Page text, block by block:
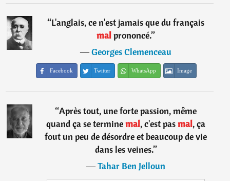
“L'anglais, ce n'est jamais que du français
malprononcé.”
―Georges Clemenceau
Facebook Twitter WhatsApp Image
“Après tout, une forte passion, même
quand ça se terminemal, c'est pasmal, ça
fout un peu de désordre et beaucoup de vie
dans les veines.”
―Tahar Ben Jelloun